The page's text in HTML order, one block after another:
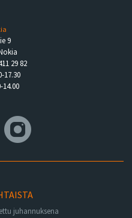
9
29 82
17.30
14.00
juhannuksena